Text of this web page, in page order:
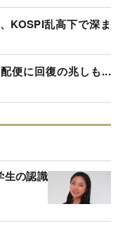
KOSPI乱高下で深ま
便に回復の兆しも...
生の認識